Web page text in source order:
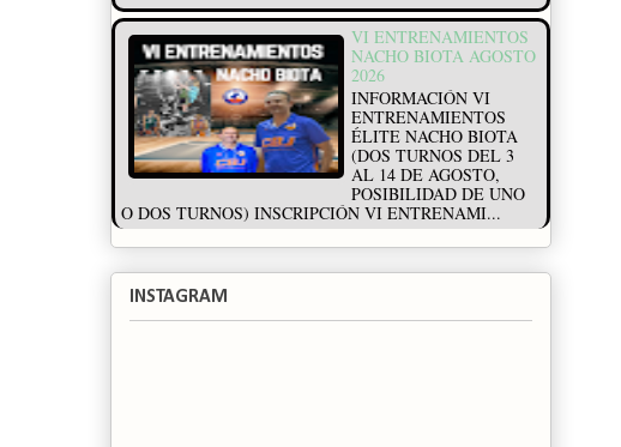
VI ENTRENAMIENTOS
NACHO BIOTA AGOSTO
2026
INFORMACIÓN VI
ENTRENAMIENTOS
ÉLITE NACHO BIOTA
(DOS TURNOS DEL 3
AL 14 DE AGOSTO,
POSIBILIDAD DE UNO
O DOS TURNOS) INSCRIPCIÓN VI ENTRENAMI...
INSTAGRAM